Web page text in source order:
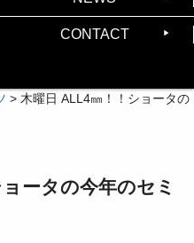
CONTACT
> 木曜日 ALL4㎜！！ショータの
ータの今年のセミ